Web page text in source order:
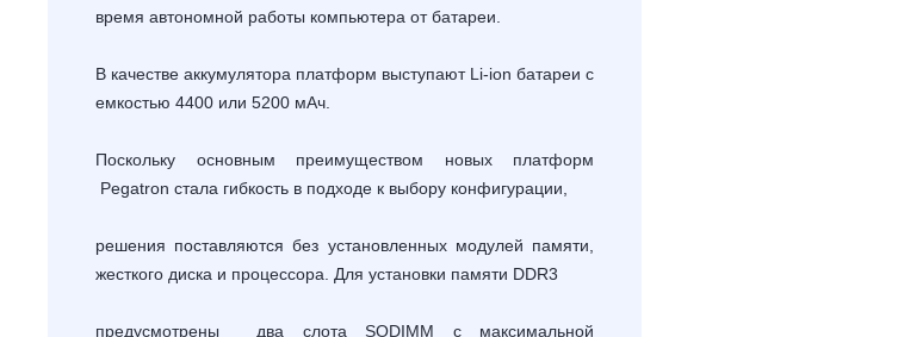
время автономной работы компьютера от батареи.
В качестве аккумулятора платформ выступают Li-ion батареи с
емкостью 4400 или 5200 мАч.
Поскольку основным преимуществом новых платформ
Pegatron стала гибкость в подходе к выбору конфигурации,
решения поставляются без установленных модулей памяти,
жесткого диска и процессора. Для установки памяти DDR3
предусмотрены два слотаSODIMM с максимальной